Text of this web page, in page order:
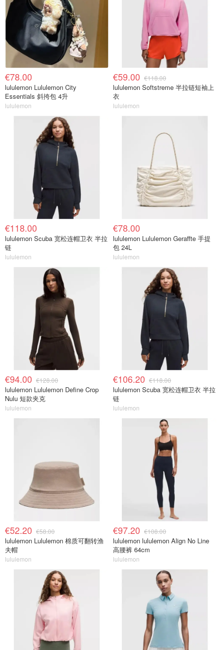
€78.00
lululemon Lululemon City
Essentials 斜挎包 4升
lululemon
€59.00 €118.00
lululemon Softstreme 半拉链短袖上
衣
lululemon
€118.00
lululemon Scuba 宽松连帽卫衣 半拉
链
lululemon
€78.00
lululemon Lululemon Geraffte 手提
包 24L
lululemon
€94.00 €128.00
lululemon Lululemon Define Crop
Nulu 短款夹克
lululemon
€106.20 €118.00
lululemon Scuba 宽松连帽卫衣 半拉
链
lululemon
€52.20 €58.00
lululemon Lululemon 棉质可翻转渔
夫帽
lululemon
€97.20 €108.00
lululemon lululemon Align No Line
高腰裤 64cm
lululemon